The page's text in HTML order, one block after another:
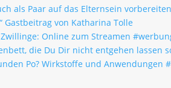
als Paar auf das Elternsein
Gastbeitrag von Katharina Tolle
Online zum Streamen
die Du Dir nicht entgehen lassen
Po? Wirkstoffe und Anwendungen